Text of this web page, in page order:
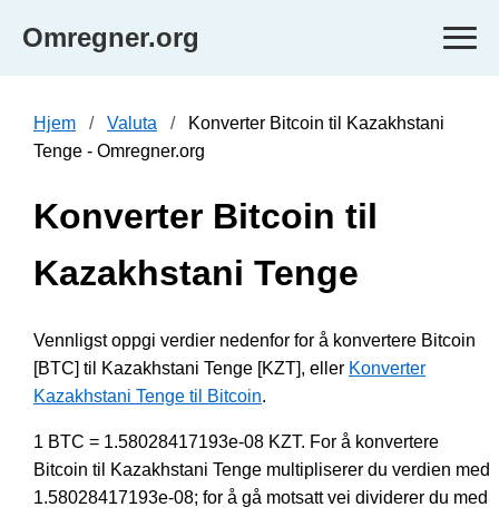
Omregner.org
Hjem Valuta
Konverter Bitcoin til Kazakhstani
Tenge - Omregner.org
Konverter Bitcoin til
Kazakhstani Tenge
Vennligst oppgi verdier nedenfor for å konvertere Bitcoin
[BTC] til Kazakhstani Tenge [KZT], eller Konverter
Kazakhstani Tenge til Bitcoin.
1 BTC = 1.58028417193e-08 KZT. For å konvertere
Bitcoin til Kazakhstani Tenge multipliserer du verdien med
1.58028417193e-08; for å gå motsatt vei dividerer du med